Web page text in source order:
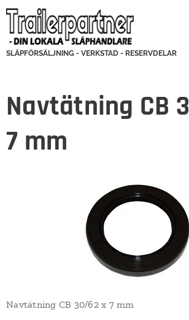
SLÄPFÖRSÄLJNING - VERKSTAD - RESERVDELAR
Navtätning CB
7 mm
Navtätning CB 30/62 x 7 mm